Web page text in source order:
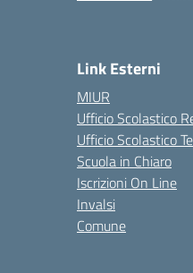
Link Esterni
MIUR
Ufficio Scolastico
Ufficio Scolastico
Scuola in Chiaro
Iscrizioni On Line
Invalsi
Comune